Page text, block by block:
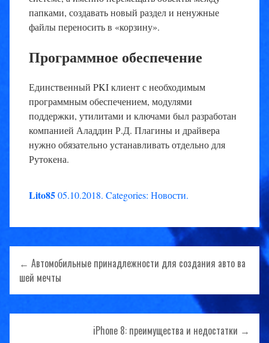
папками, создавать новый раздел и ненужные
файлы переносить в «корзину».
Программное обеспечение
Единственный PKI клиент с необходимым
программным обеспечением, модулями
поддержки, утилитами и ключами был разработан
компанией Аладдин Р.Д. Плагины и драйвера
нужно обязательно устанавливать отдельно для
Рутокена.
Lito8505.10.2018. Categories: Новости.
Навигация
по
← Автомобильные принадлежности для создания авто ва
шей мечты
iPhone 8: преимущества и недостатки →